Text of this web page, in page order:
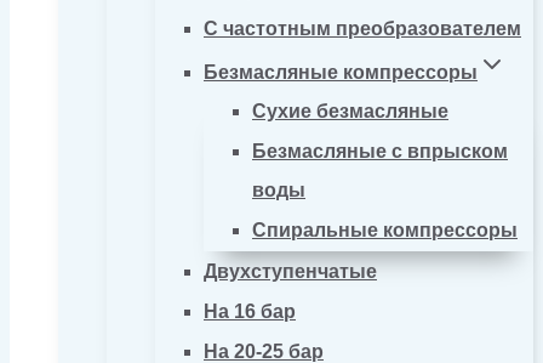
С частотным преобразователем
Безмасляные компрессоры
Сухие безмасляные
Безмасляные с впрыском
воды
Спиральные компрессоры
Двухступенчатые
На 16 бар
На 20-25 бар